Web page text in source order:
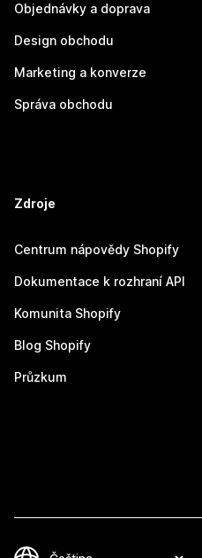
Objednávky a doprava
Design obchodu
Marketing a konverze
Správa obchodu
Zdroje
Centrum nápovědy Shopify
Dokumentace k rozhraní API
Komunita Shopify
Blog Shopify
Průzkum